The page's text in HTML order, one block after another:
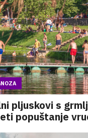
pljuskovi s
popuštanje